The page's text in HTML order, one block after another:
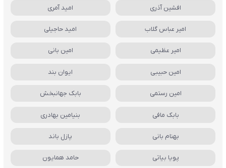
افشین آذری امید آمری
امیر عباس گلاب امید حاجیلی
امیر عظیمی امین بانی
امین حبیبی ایوان بند
امین رستمی بابک جهانبخش
بابک مافی بنیامین بهادری
بهنام بانی پازل باند
پویا بیاتی حامد همایون